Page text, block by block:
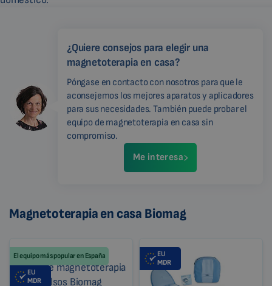
¿Quiere consejos para elegir una
magnetoterapia en casa?
Póngase en contacto con nosotros para que le
aconsejemos los mejores aparatos y aplicadores
para sus necesidades. También puede probar el
equipo de magnetoterapia en casa sin
compromiso.
Me interesa
Magnetoterapia en casa Biomag
El equipo más popular en España
EU
MDR
EU
MDR